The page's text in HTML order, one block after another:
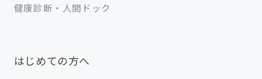
健康診断・人間ドック
はじめての方へ